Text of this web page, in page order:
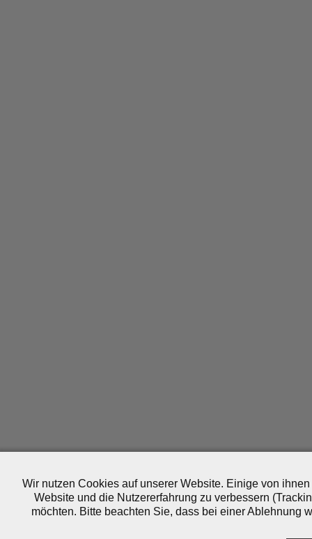
Wir nutzen Cookies auf unserer Website. Einige von
Website und die Nutzererfahrung zu verbessern
möchten. Bitte beachten Sie, dass bei einer Ablehnung